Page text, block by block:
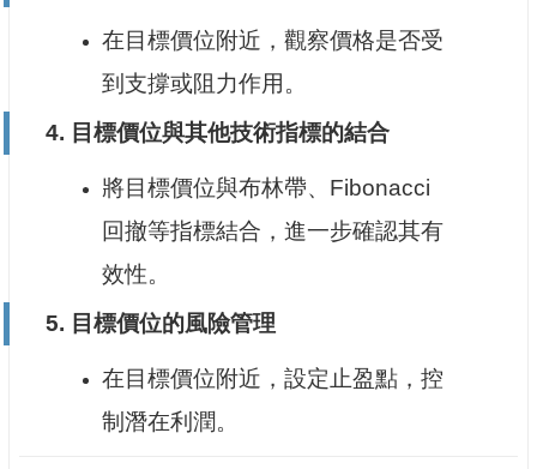
在目標價位附近，觀察價格是否受
到支撐或阻力作用。
4. 目標價位與其他技術指標的結合
將目標價位與布林帶、Fibonacci
回撤等指標結合，進一步確認其有
效性。
5. 目標價位的風險管理
在目標價位附近，設定止盈點，控
制潛在利潤。